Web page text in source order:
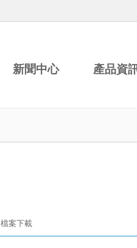
新聞中心 產品資
檔案下載